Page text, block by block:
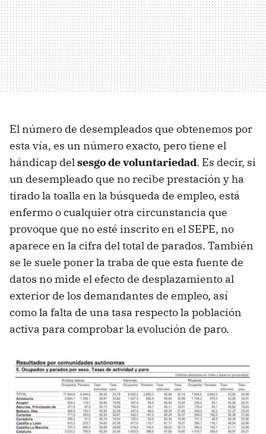
El número de desempleados que obtenemos por
esta vía, es un número exacto, pero tiene el
hándicap delsesgo de voluntariedad. Es decir, si
un desempleado que no recibe prestación y ha
tirado la toalla en la búsqueda de empleo, está
enfermo o cualquier otra circunstancia que
provoque que no esté inscrito en el SEPE, no
aparece en la cifra del total de parados. También
se le suele poner la traba de que esta fuente de
datos no mide el efecto de desplazamiento al
exterior de los demandantes de empleo, así
como la falta de una tasa respecto la población
activa para comprobar la evolución de paro.